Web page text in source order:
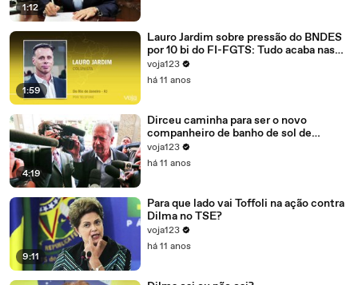
1:12
1:59
Lauro Jardim sobre pressão do BNDES
por 10 bi do FI-FGTS: Tudo acaba nas
mãos de Cunha
voja123
há 11 anos
4:19
Dirceu caminha para ser o novo
companheiro de banho de sol de
Marcelo Odebrecht e Cia.
voja123
há 11 anos
9:11
Para que lado vai Toffoli na ação contra
Dilma no TSE?
voja123
há 11 anos